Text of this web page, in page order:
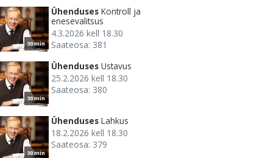
30 min
Ühenduses Kontroll ja
enesevalitsus
4.3.2026 kell 18.30
Saateosa: 381
30 min
Ühenduses Ustavus
25.2.2026 kell 18.30
Saateosa: 380
30 min
Ühenduses Lahkus
18.2.2026 kell 18.30
Saateosa: 379